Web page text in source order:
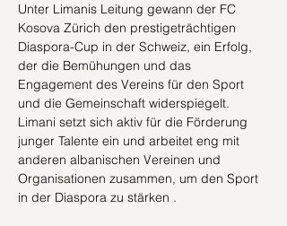
Unter Limanis Leitung gewann der FC
Kosova Zürich den prestigeträchtigen
Diaspora-Cup in der Schweiz, ein Erfolg,
der die Bemühungen und das
Engagement des Vereins für den Sport
und die Gemeinschaft widerspiegelt.
Limani setzt sich aktiv für die Förderung
junger Talente ein und arbeitet eng mit
anderen albanischen Vereinen und
Organisationen zusammen, um den Sport
in der Diaspora zu stärken .